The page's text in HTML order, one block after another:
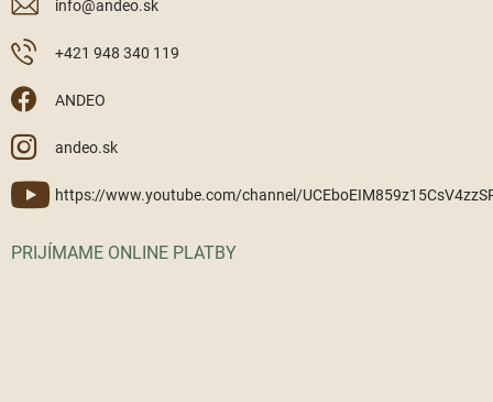
info@andeo.sk
+421 948 340 119
ANDEO
andeo.sk
https://www.youtube.com/channel/
PRIJÍMAME ONLINE PLATBY